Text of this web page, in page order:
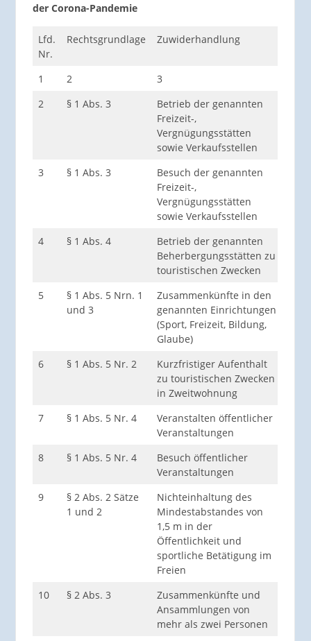
der Corona-Pandemie
Lfd.
Nr.
Rechtsgrundlage Zuwiderhandlung
1
2 3
2
§ 1 Abs. 3
Betrieb der genannten
Freizeit-,
Vergnügungsstätten
sowie Verkaufsstellen
3 § 1 Abs. 3
Besuch der genannten
Freizeit-,
Vergnügungsstätten
sowie Verkaufsstellen
4 § 1 Abs. 4
Betrieb der genannten
Beherbergungsstätten zu
touristischen Zwecken
5
§ 1 Abs. 5 Nrn. 1
und 3
Zusammenkünfte in den
genannten Einrichtungen
(Sport, Freizeit, Bildung,
Glaube)
6 § 1 Abs. 5 Nr. 2
Kurzfristiger Aufenthalt
zu touristischen Zwecken
in Zweitwohnung
7 § 1 Abs. 5 Nr. 4
Veranstalten öffentlicher
Veranstaltungen
8
§ 1 Abs. 5 Nr. 4
Besuch öffentlicher
Veranstaltungen
9
§ 2 Abs. 2 Sätze
1 und 2
Nichteinhaltung des
Mindestabstandes von
1,5 m in der
Öffentlichkeit und
sportliche Betätigung im
Freien
10 § 2 Abs. 3
Zusammenkünfte und
Ansammlungen von
mehr als zwei Personen